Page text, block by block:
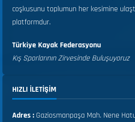
coşkusunu toplumun her kesimine
platformdur.
Türkiye Kayak Federasyonu
Kış Sporlarının Zirvesinde Buluşuyoruz
HIZLI ILETIŞIM
Adres : Gaziosmanpaşa Mah. Nene